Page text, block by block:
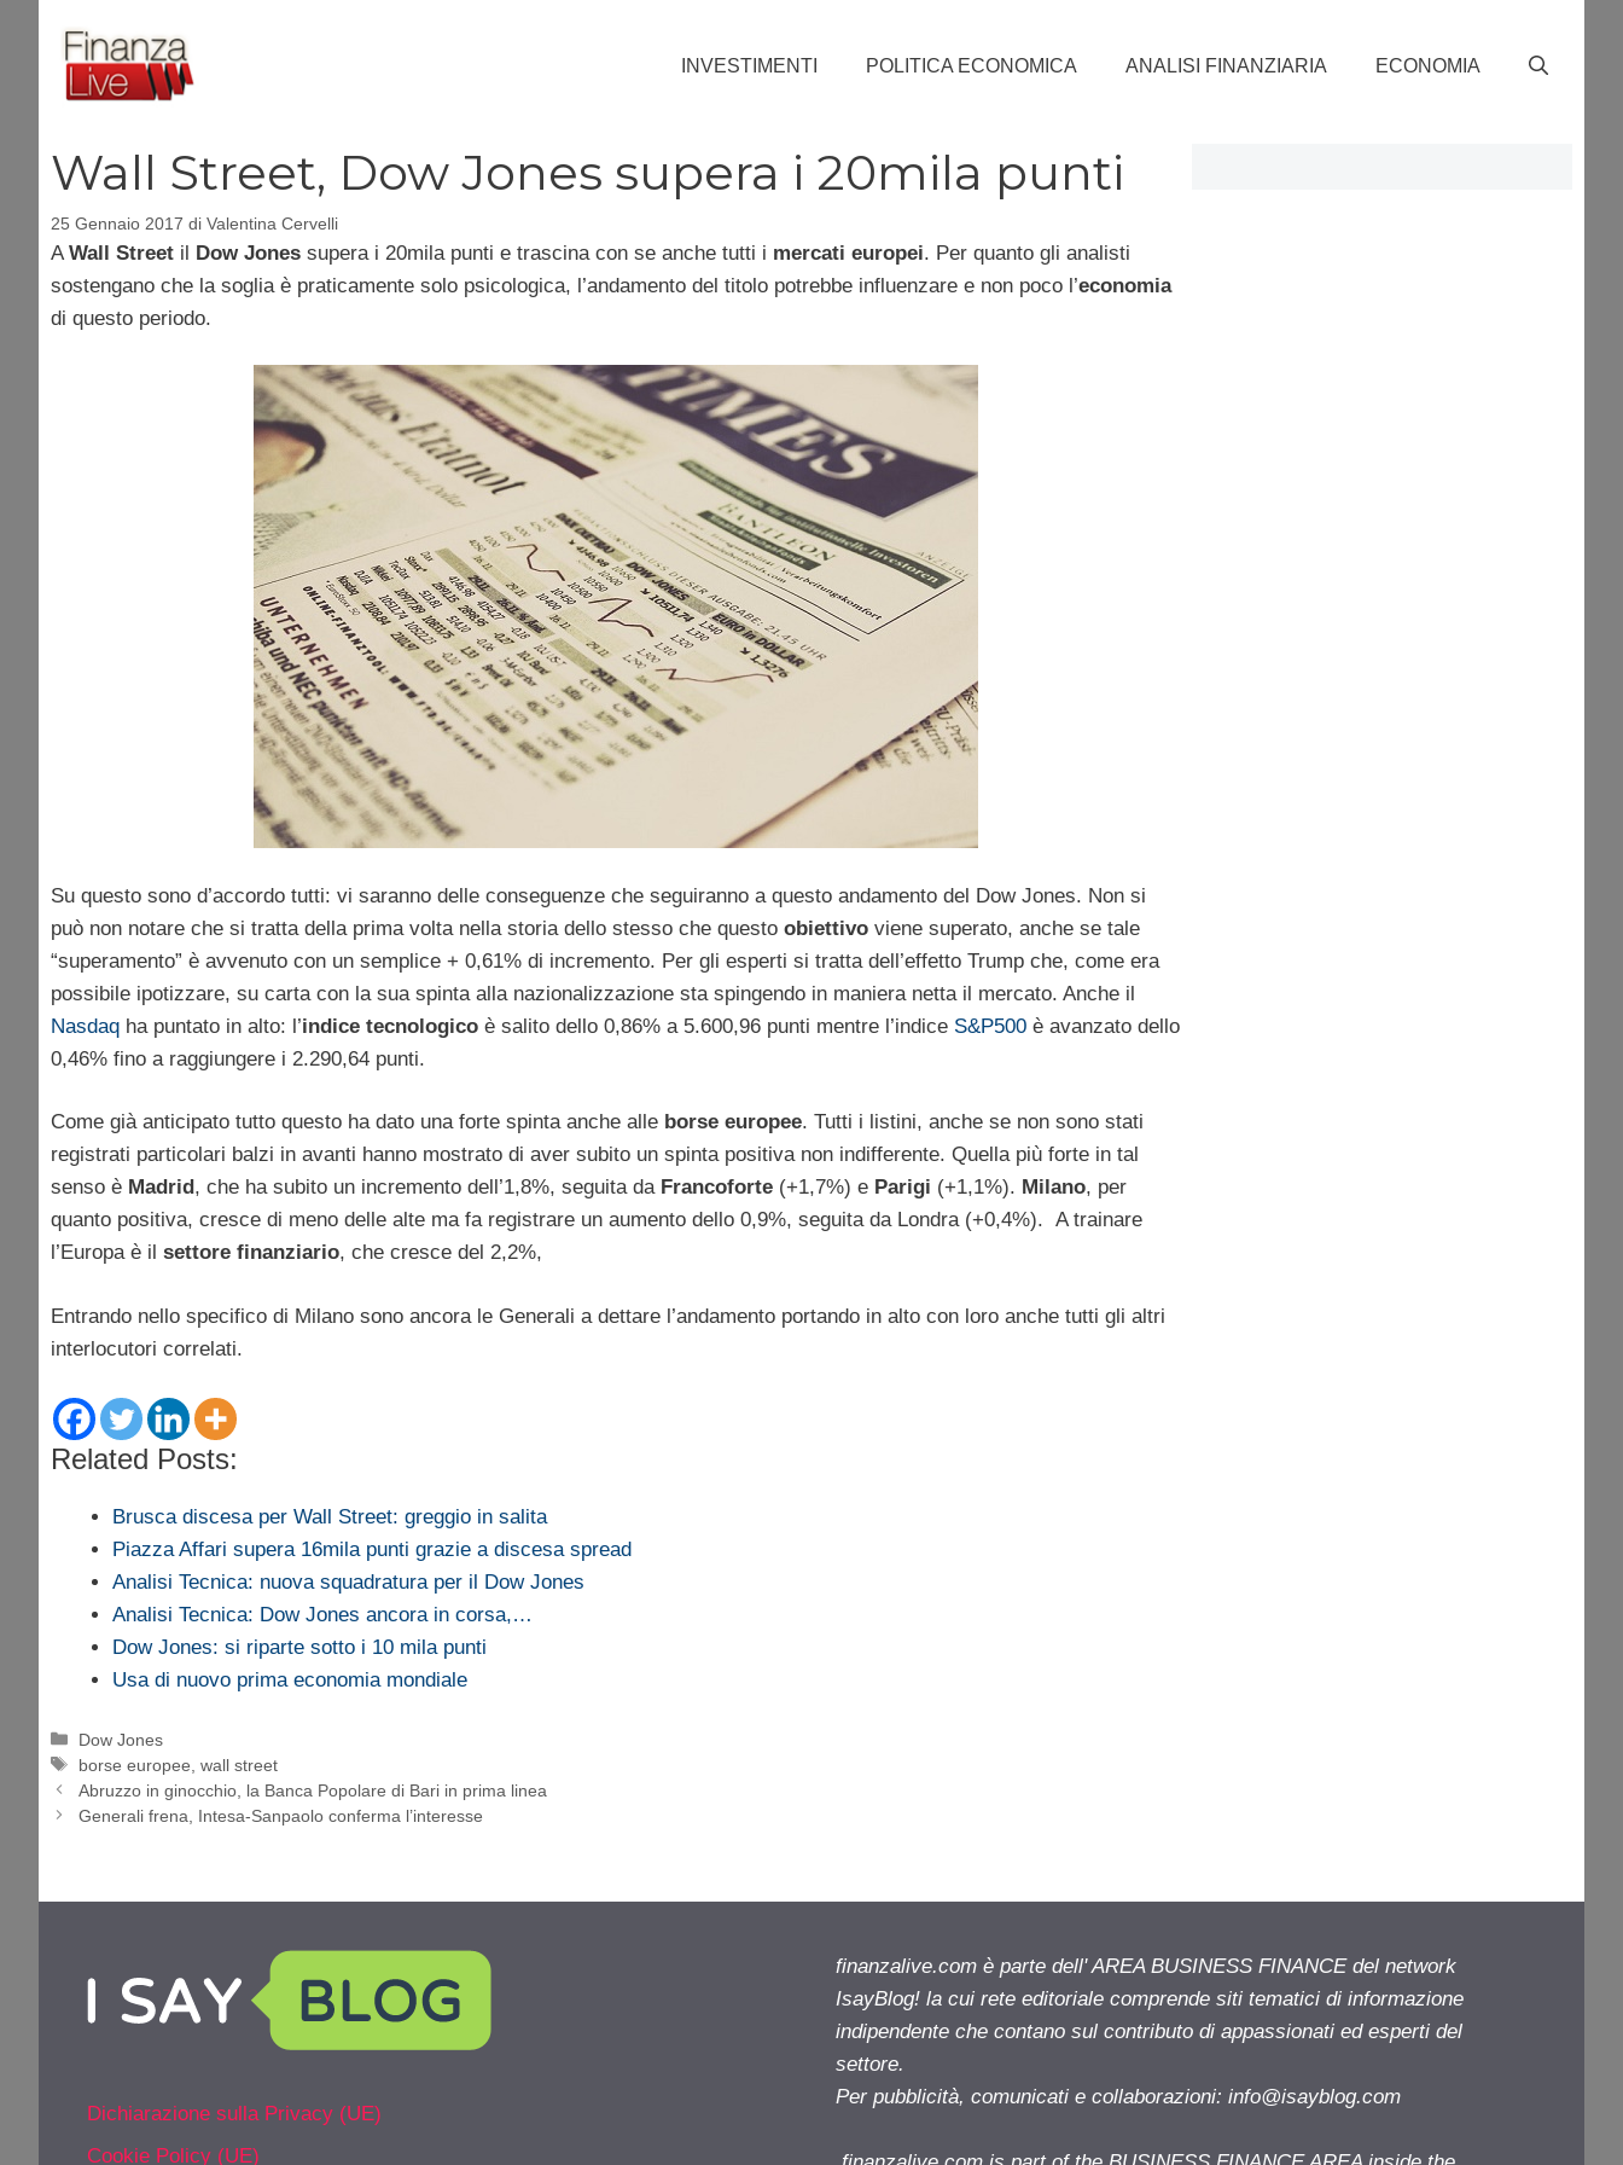
contenuto
INVESTIMENTI POLITICA ECONOMICA ANALISI FINANZIARIA ECONOMIA
Wall Street, Dow Jones supera i 20mila punti
25 Gennaio 2017 di Valentina Cervelli
A Wall Street il Dow Jones supera i 20mila punti e trascina con se anche tutti i mercati europei. Per quanto gli analisti
sostengano che la soglia è praticamente solo psicologica, l’andamento del titolo potrebbe influenzare e non poco l’economia
di questo periodo.
Su questo sono d’accordo tutti: vi saranno delle conseguenze che seguiranno a questo andamento del Dow Jones. Non si
può non notare che si tratta della prima volta nella storia dello stesso che questo obiettivo viene superato, anche se tale
“superamento” è avvenuto con un semplice + 0,61% di incremento. Per gli esperti si tratta dell’effetto Trump che, come era
possibile ipotizzare, su carta con la sua spinta alla nazionalizzazione sta spingendo in maniera netta il mercato. Anche il
Nasdaq ha puntato in alto: l’indice tecnologico è salito dello 0,86% a 5.600,96 punti mentre l’indice S&P500 è avanzato dello
0,46% fino a raggiungere i 2.290,64 punti.
Come già anticipato tutto questo ha dato una forte spinta anche alle borse europee. Tutti i listini, anche se non sono stati
registrati particolari balzi in avanti hanno mostrato di aver subito un spinta positiva non indifferente. Quella più forte in tal
senso è Madrid , che ha subito un incremento dell’1,8%, seguita da Francoforte (+1,7%) e Parigi (+1,1%). Milano, per
quanto positiva, cresce di meno delle alte ma fa registrare un aumento dello 0,9%, seguita da Londra (+0,4%). A trainare
l’Europa è il settore finanziario, che cresce del 2,2%,
Entrando nello specifico di Milano sono ancora le Generali a dettare l’andamento portando in alto con loro anche tutti gli altri
interlocutori correlati.
Related Posts:
Brusca discesa per Wall Street: greggio in salita
Piazza Affari supera 16mila punti grazie a discesa spread
Analisi Tecnica: nuova squadratura per il Dow Jones
Analisi Tecnica: Dow Jones ancora in corsa,…
Dow Jones: si riparte sotto i 10 mila punti
Usa di nuovo prima economia mondiale
Categorie
Dow Jones
Tag
borse europee ,wall street
Abruzzo in ginocchio, la Banca Popolare di Bari in prima linea
Generali frena, Intesa-Sanpaolo conferma l’interesse
Dichiarazione sulla Privacy (UE)
Cookie Policy (UE)
finanzalive.com è parte dell' AREA BUSINESS FINANCE del network
IsayBlog! la cui rete editoriale comprende siti tematici di informazione
indipendente che contano sul contributo di appassionati ed esperti del
settore.
Per pubblicità, comunicati e collaborazioni: info@isayblog.com